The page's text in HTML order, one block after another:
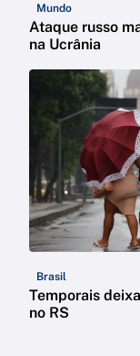
Mundo
Ataque russo
na Ucrânia
Brasil
Temporais
no RS